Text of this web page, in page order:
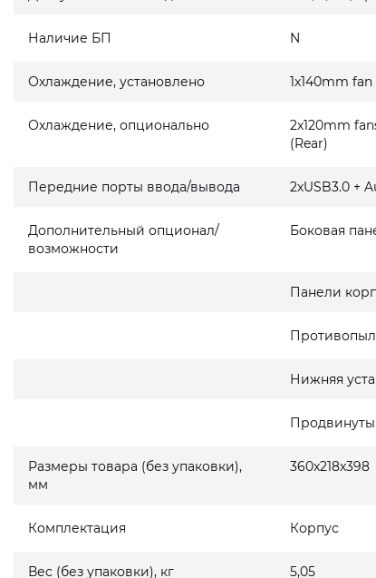
Наличие БП N
Охлаждение, установлено 1x140mm fan
Охлаждение, опционально
2x120mm
(Rear)
Передние порты ввода/вывода 2xUSB3.0 +
Дополнительный опционал/
возможности
Боковая
Панели
Нижняя
Размеры товара (без упаковки),
мм
360x218x398
Комплектация Корпус
Вес (без упаковки), кг 5,05